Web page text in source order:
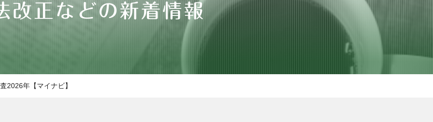
改正などの新着情報
2026年【マイナビ】